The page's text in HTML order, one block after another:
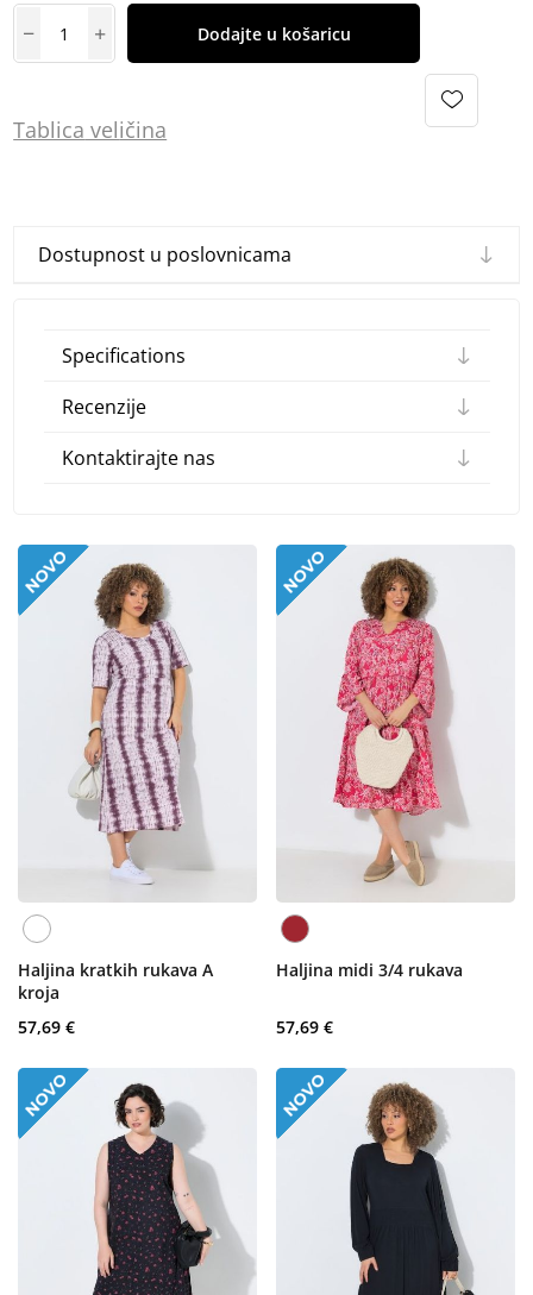
Dodajte u košaricu
Tablica veličina
Dostupnost u poslovnicama
Specifications
Recenzije
Kontaktirajte nas
Haljina kratkih rukava A
kroja
57,69 €
Haljina midi 3/4 rukava
57,69 €